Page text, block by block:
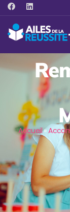
Accueil»